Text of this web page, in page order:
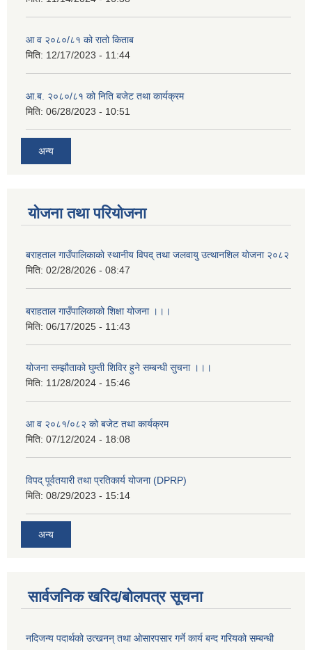
आ व २०८०/८१ को रातो किताब
मिति: 12/17/2023 - 11:44
आ.ब. २०८०/८१ को निति बजेट तथा कार्यक्रम
मिति: 06/28/2023 - 10:51
अन्य
योजना तथा परियोजना
बराहताल गाउँपालिकाकाे स्थानीय विपद् तथा जलवायु उत्थानशिल याेजना २०८२
मिति: 02/28/2026 - 08:47
बराहताल गाउँपालिकाको शिक्षा योजना ।।।
मिति: 06/17/2025 - 11:43
योजना सम्झौताको घुम्ती शिविर हुने सम्बन्धी सुचना ।।।
मिति: 11/28/2024 - 15:46
आ व २०८१/०८२ को बजेट तथा कार्यक्रम
मिति: 07/12/2024 - 18:08
विपद् पूर्वतयारी तथा प्रतिकार्य योजना (DPRP)
मिति: 08/29/2023 - 15:14
अन्य
सार्वजनिक खरिद/बोलपत्र सूचना
नदिजन्य पदार्थको उत्खनन् तथा ओसारपसार गर्ने कार्य बन्द गरियको सम्बन्धी